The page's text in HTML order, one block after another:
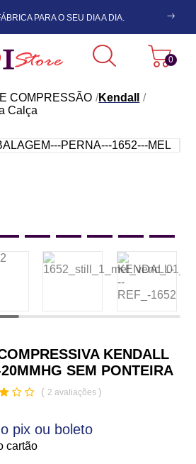
PARA O SEU DIA A DIA.
0
COMPRESSÃO Kendall
Calça
KENDALL
SEM PONTEIRA
1652
( 2 avaliações )